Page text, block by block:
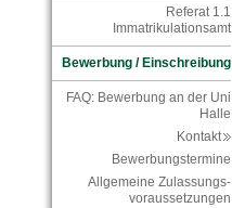
Referat 1.1
Immatrikulationsamt
Bewerbung / Einschreibung
FAQ: Bewerbung an der Uni
Halle
Kontakt
Bewerbungstermine
Allgemeine Zulassungs-
voraussetzungen